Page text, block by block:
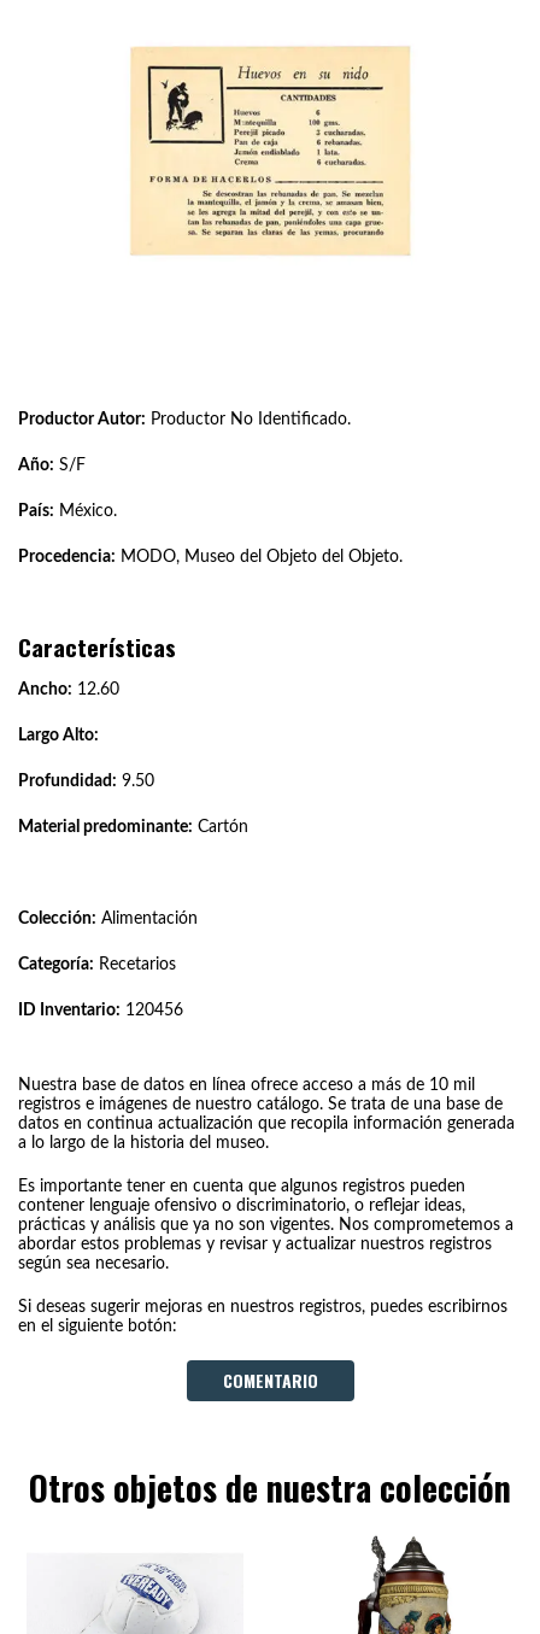
Productor Autor: Productor No Identificado.
Año: S/F
País: México.
Procedencia: MODO, Museo del Objeto del Objeto.
Características
Ancho: 12.60
Largo Alto:
Profundidad: 9.50
Material predominante: Cartón
Colección: Alimentación
Categoría: Recetarios
ID Inventario: 120456
Nuestra base de datos en línea ofrece acceso a más de 10 mil
registros e imágenes de nuestro catálogo. Se trata de una base de
datos en continua actualización que recopila información generada
a lo largo de la historia del museo.
Es importante tener en cuenta que algunos registros pueden
contener lenguaje ofensivo o discriminatorio, o reflejar ideas,
prácticas y análisis que ya no son vigentes. Nos comprometemos a
abordar estos problemas y revisar y actualizar nuestros registros
según sea necesario.
Si deseas sugerir mejoras en nuestros registros, puedes escribirnos
en el siguiente botón:
COMENTARIO
Otros objetos de nuestra colección